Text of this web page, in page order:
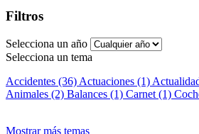
Filtros
Selecciona un año
Selecciona un tema
Accidentes (36) Actuaciones (1)
Animales (2) Balances (1) Carnet (1)
Mostrar más temas